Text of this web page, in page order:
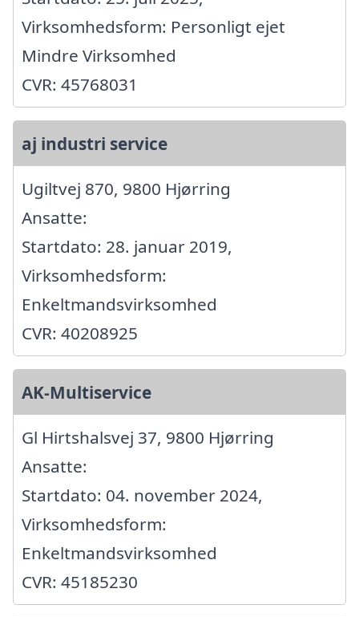
Virksomhedsform: Personligt ejet
Mindre Virksomhed
CVR: 45768031
aj industri service
Ugiltvej 870, 9800 Hjørring
Ansatte:
Startdato: 28. januar 2019,
Virksomhedsform:
Enkeltmandsvirksomhed
CVR: 40208925
AK-Multiservice
Gl Hirtshalsvej 37, 9800 Hjørring
Ansatte:
Startdato: 04. november 2024,
Virksomhedsform:
Enkeltmandsvirksomhed
CVR: 45185230